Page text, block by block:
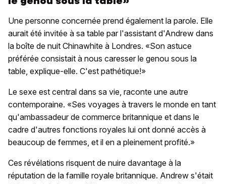
Une personne concernée prend également la parole. Elle
aurait été invitée à sa table par l'assistant d'Andrew dans
la boîte de nuit Chinawhite à Londres. «Son astuce
préférée consistait à nous caresser le genou sous la
table, explique-elle. C'est pathétique!»
Le sexe est central dans sa vie, raconte une autre
contemporaine. «Ses voyages à travers le monde en tant
qu'ambassadeur de commerce britannique et dans le
cadre d'autres fonctions royales lui ont donné accès à
beaucoup de femmes, et il en a pleinement profité.»
Ces révélations risquent de nuire davantage à la
réputation de la famille royale britannique. Andrew s'était